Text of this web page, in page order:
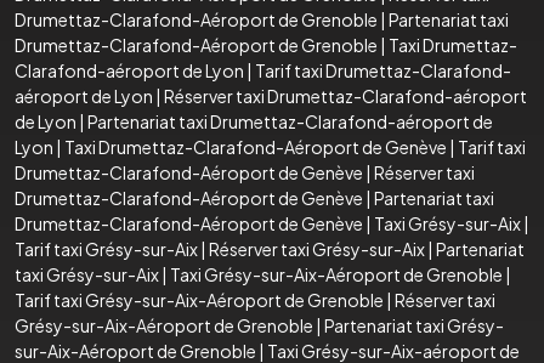
Drumettaz-Clarafond-Aéroport de Grenoble | Partenariat taxi
Drumettaz-Clarafond-Aéroport de Grenoble | Taxi Drumettaz-
Clarafond-aéroport de Lyon | Tarif taxi Drumettaz-Clarafond-
aéroport de Lyon | Réserver taxi Drumettaz-Clarafond-aéroport
de Lyon | Partenariat taxi Drumettaz-Clarafond-aéroport de
Lyon | Taxi Drumettaz-Clarafond-Aéroport de Genève | Tarif taxi
Drumettaz-Clarafond-Aéroport de Genève | Réserver taxi
Drumettaz-Clarafond-Aéroport de Genève | Partenariat taxi
Drumettaz-Clarafond-Aéroport de Genève | Taxi Grésy-sur-Aix|
Tarif taxi Grésy-sur-Aix| Réserver taxi Grésy-sur-Aix| Partenariat
taxi Grésy-sur-Aix| Taxi Grésy-sur-Aix-Aéroport de Grenoble |
Tarif taxi Grésy-sur-Aix-Aéroport de Grenoble | Réserver taxi
Grésy-sur-Aix-Aéroport de Grenoble | Partenariat taxi Grésy-
sur-Aix-Aéroport de Grenoble | Taxi Grésy-sur-Aix-aéroport de